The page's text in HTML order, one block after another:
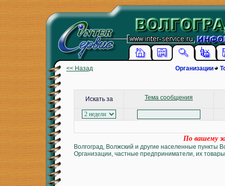
<< Назад Организации
Искать за Тема сообщения
По вашему
Волгоград, Волжский и другие населенные пункты
Организации, частные предприниматели, их